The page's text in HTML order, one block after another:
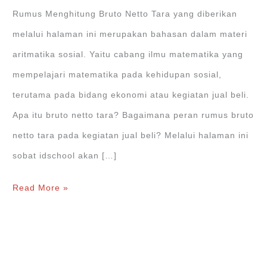
Rumus Menghitung Bruto Netto Tara yang diberikan
melalui halaman ini merupakan bahasan dalam materi
aritmatika sosial. Yaitu cabang ilmu matematika yang
mempelajari matematika pada kehidupan sosial,
terutama pada bidang ekonomi atau kegiatan jual beli.
Apa itu bruto netto tara? Bagaimana peran rumus bruto
netto tara pada kegiatan jual beli? Melalui halaman ini
sobat idschool akan […]
Cara
Read More »